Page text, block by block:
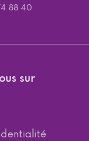
88 40
sur